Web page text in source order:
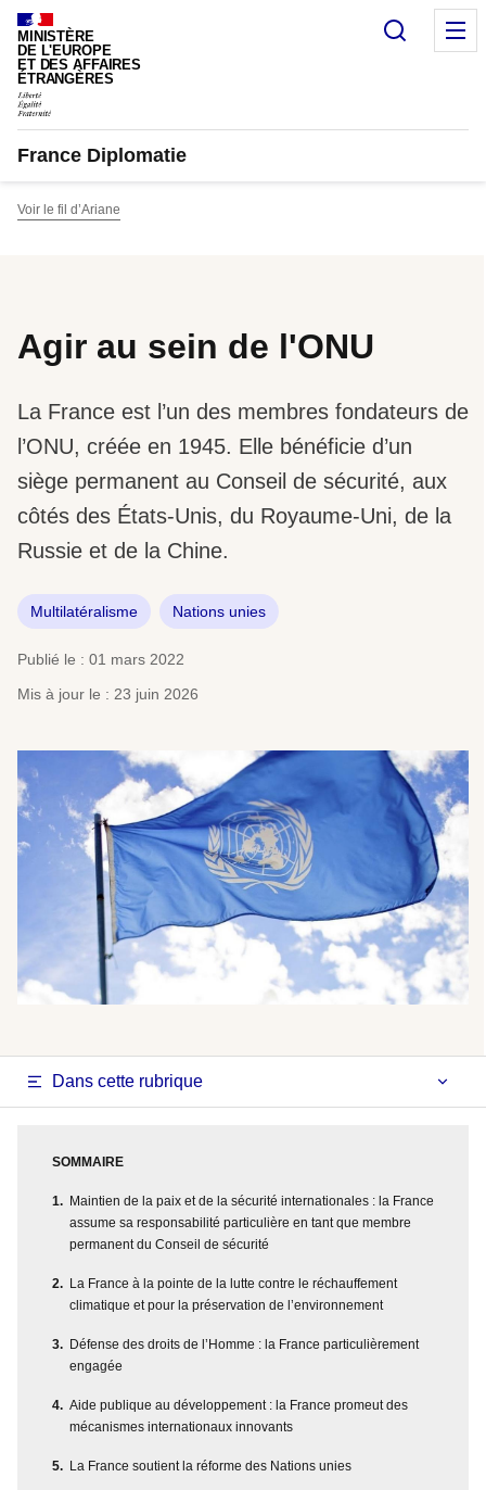
Panneau de gestion des cookies
MINISTÈRE
DE L'EUROPE
ET DES AFFAIRES
ÉTRANGÈRES
France Diplomatie
Voir le fil d’Ariane
Agir au sein de l'ONU
La France est l’un des membres fondateurs de
l’ONU, créée en 1945. Elle bénéficie d’un
siège permanent au Conseil de sécurité, aux
côtés des États-Unis, du Royaume-Uni, de la
Russie et de la Chine.
Multilatéralisme Nations unies
Publié le : 01 mars 2022
Mis à jour le : 23 juin 2026
Dans cette rubrique
SOMMAIRE
Maintien de la paix et de la sécurité internationales : la France
assume sa responsabilité particulière en tant que membre
permanent du Conseil de sécurité
La France à la pointe de la lutte contre le réchauffement
climatique et pour la préservation de l’environnement
Défense des droits de l’Homme : la France particulièrement
engagée
Aide publique au développement : la France promeut des
mécanismes internationaux innovants
La France soutient la réforme des Nations unies